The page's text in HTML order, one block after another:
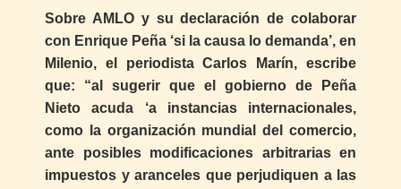
Sobre AMLO y su declaración de colaborar
con Enrique Peña ‘si la causa lo demanda’, en
Milenio, el periodista Carlos Marín, escribe
que: “al sugerir que el gobierno de Peña
Nieto acuda ‘a instancias internacionales,
como la organización mundial del comercio,
ante posibles modificaciones arbitrarias en
impuestos y aranceles que perjudiquen a las